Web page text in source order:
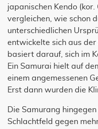
japanischen Kendo
vergleichen, wie schon
unterschiedlichen
entwickelte sich aus
basiert darauf, sich im
Ein Samurai hielt auf
einem angemessenen
Erst dann wurden die
Die Samurang
Schlachtfeld gegen